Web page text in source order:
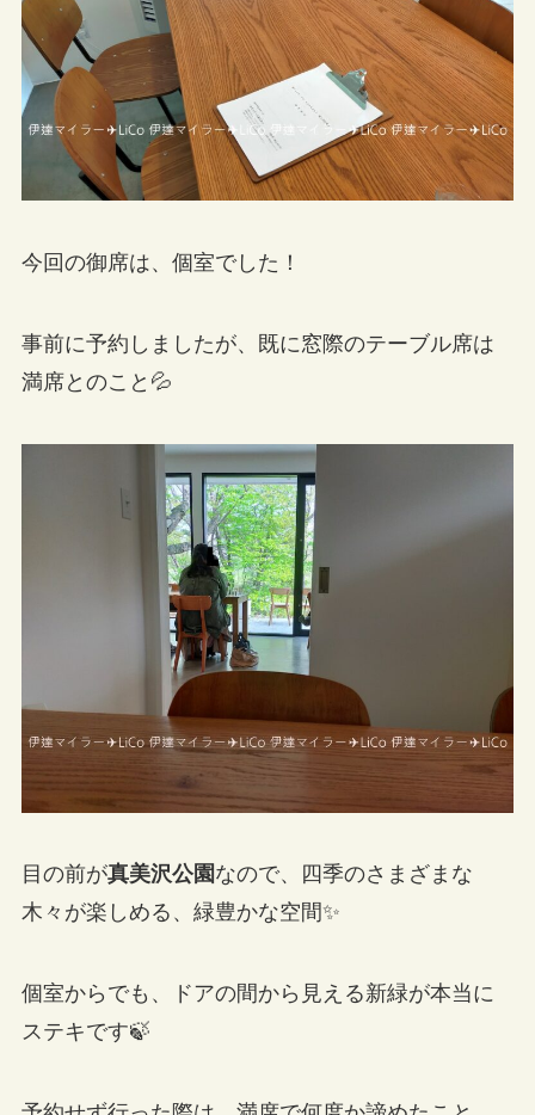
今回の御席は、個室でした！
事前に予約しましたが、既に窓際のテーブル席は
満席とのこと💦
目の前が真美沢公園なので、四季のさまざまな
木々が楽しめる、緑豊かな空間✨
個室からでも、ドアの間から見える新緑が本当に
ステキです🍃